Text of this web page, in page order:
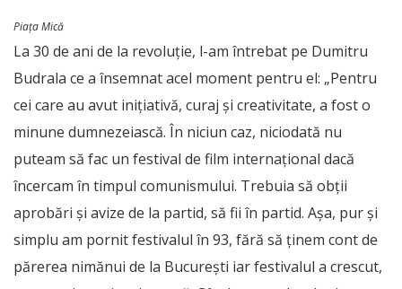
Piața Mică
La 30 de ani de la revoluție, l-am întrebat pe Dumitru
Budrala ce a însemnat acel moment pentru el: „Pentru
cei care au avut inițiativă, curaj și creativitate, a fost o
minune dumnezeiască. În niciun caz, niciodată nu
puteam să fac un festival de film internațional dacă
încercam în timpul comunismului. Trebuia să obții
aprobări și avize de la partid, să fii în partid. Așa, pur și
simplu am pornit festivalul în 93, fără să ținem cont de
părerea nimănui de la București iar festivalul a crescut,